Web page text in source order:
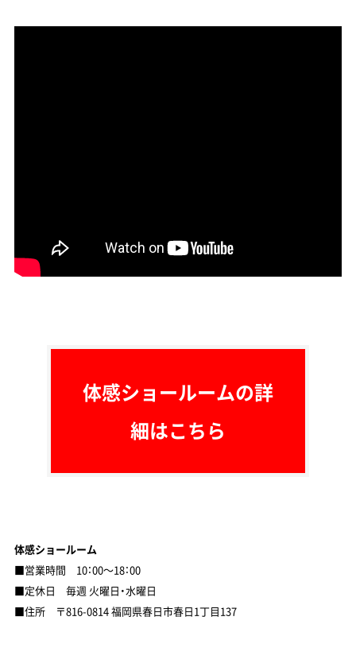
体感ショールームの詳
細はこちら
体感ショールーム
■営業時間 10：00～18：00
■定休日 毎週 火曜日・水曜日
■住所 〒816-0814 福岡県春日市春日1丁目137